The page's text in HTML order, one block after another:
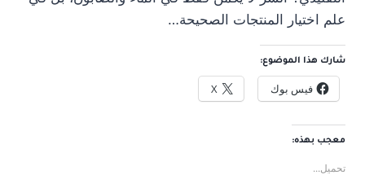
علم اختيار المنتجات الصحيحة…
شارك هذا الموضوع:
فيس بوك X
معجب بهذه:
تحميل...